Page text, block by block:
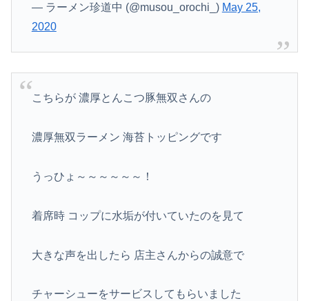
— ラーメン珍道中 (@musou_orochi_) May 25,
2020
こちらが 濃厚とんこつ豚無双さんの
濃厚無双ラーメン 海苔トッピングです
うっひょ～～～～～～！
着席時 コップに水垢が付いていたのを見て
大きな声を出したら 店主さんからの誠意で
チャーシューをサービスしてもらいました